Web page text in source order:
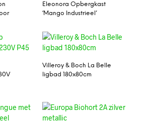
Eleonora Opbergkast
‘Mango Industrieel’
Villeroy & Boch La Belle
ligbad 180x80cm